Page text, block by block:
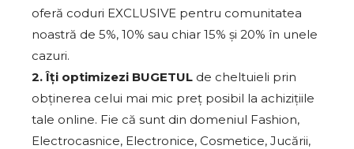
oferă coduri EXCLUSIVE pentru comunitatea
noastră de 5%, 10% sau chiar 15% și 20% în unele
cazuri.
2. Îți optimizezi BUGETUL de cheltuieli prin
obținerea celui mai mic preț posibil la achizițiile
tale online. Fie că sunt din domeniul Fashion,
Electrocasnice, Electronice, Cosmetice, Jucării,